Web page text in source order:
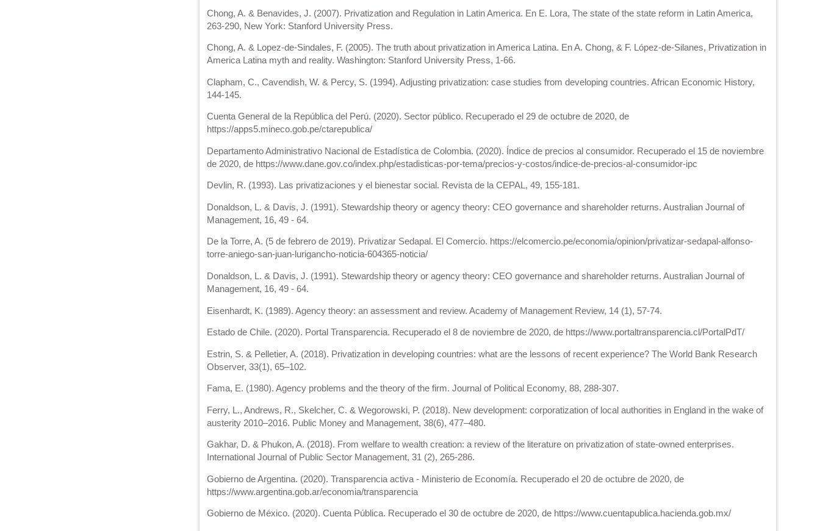
Chong, A. & Benavides, J. (2007). Privatization and Regulation in Latin America. En E. Lora, The state of the state reform in Latin America,
263-290, New York: Stanford University Press.
Chong, A. & Lopez-de-Sindales, F. (2005). The truth about privatization in America Latina. En A. Chong, & F. López-de-Silanes, Privatization in
America Latina myth and reality. Washington: Stanford University Press, 1-66.
Clapham, C., Cavendish, W. & Percy, S. (1994). Adjusting privatization: case studies from developing countries. African Economic History,
144-145.
Cuenta General de la República del Perú. (2020). Sector público. Recuperado el 29 de octubre de 2020, de
https://apps5.mineco.gob.pe/ctarepublica/
Departamento Administrativo Nacional de Estadística de Colombia. (2020). Índice de precios al consumidor. Recuperado el 15 de noviembre
de 2020, de https://www.dane.gov.co/index.php/estadisticas-por-tema/precios-y-costos/indice-de-precios-al-consumidor-ipc
Devlin, R. (1993). Las privatizaciones y el bienestar social. Revista de la CEPAL, 49, 155-181.
Donaldson, L. & Davis, J. (1991). Stewardship theory or agency theory: CEO governance and shareholder returns. Australian Journal of
Management, 16, 49 - 64.
De la Torre, A. (5 de febrero de 2019). Privatizar Sedapal. El Comercio. https://elcomercio.pe/economia/opinion/privatizar-sedapal-alfonso-
torre-aniego-san-juan-lurigancho-noticia-604365-noticia/
Donaldson, L. & Davis, J. (1991). Stewardship theory or agency theory: CEO governance and shareholder returns. Australian Journal of
Management, 16, 49 - 64.
Eisenhardt, K. (1989). Agency theory: an assessment and review. Academy of Management Review, 14 (1), 57-74.
Estado de Chile. (2020). Portal Transparencia. Recuperado el 8 de noviembre de 2020, de https://www.portaltransparencia.cl/PortalPdT/
Estrin, S. & Pelletier, A. (2018). Privatization in developing countries: what are the lessons of recent experience? The World Bank Research
Observer, 33(1), 65–102.
Fama, E. (1980). Agency problems and the theory of the firm. Journal of Political Economy, 88, 288-307.
Ferry, L., Andrews, R., Skelcher, C. & Wegorowski, P. (2018). New development: corporatization of local authorities in England in the wake of
austerity 2010–2016. Public Money and Management, 38(6), 477–480.
Gakhar, D. & Phukon, A. (2018). From welfare to wealth creation: a review of the literature on privatization of state-owned enterprises.
International Journal of Public Sector Management, 31 (2), 265-286.
Gobierno de Argentina. (2020). Transparencia activa - Ministerio de Economía. Recuperado el 20 de octubre de 2020, de
https://www.argentina.gob.ar/economia/transparencia
Gobierno de México. (2020). Cuenta Pública. Recuperado el 30 de octubre de 2020, de https://www.cuentapublica.hacienda.gob.mx/